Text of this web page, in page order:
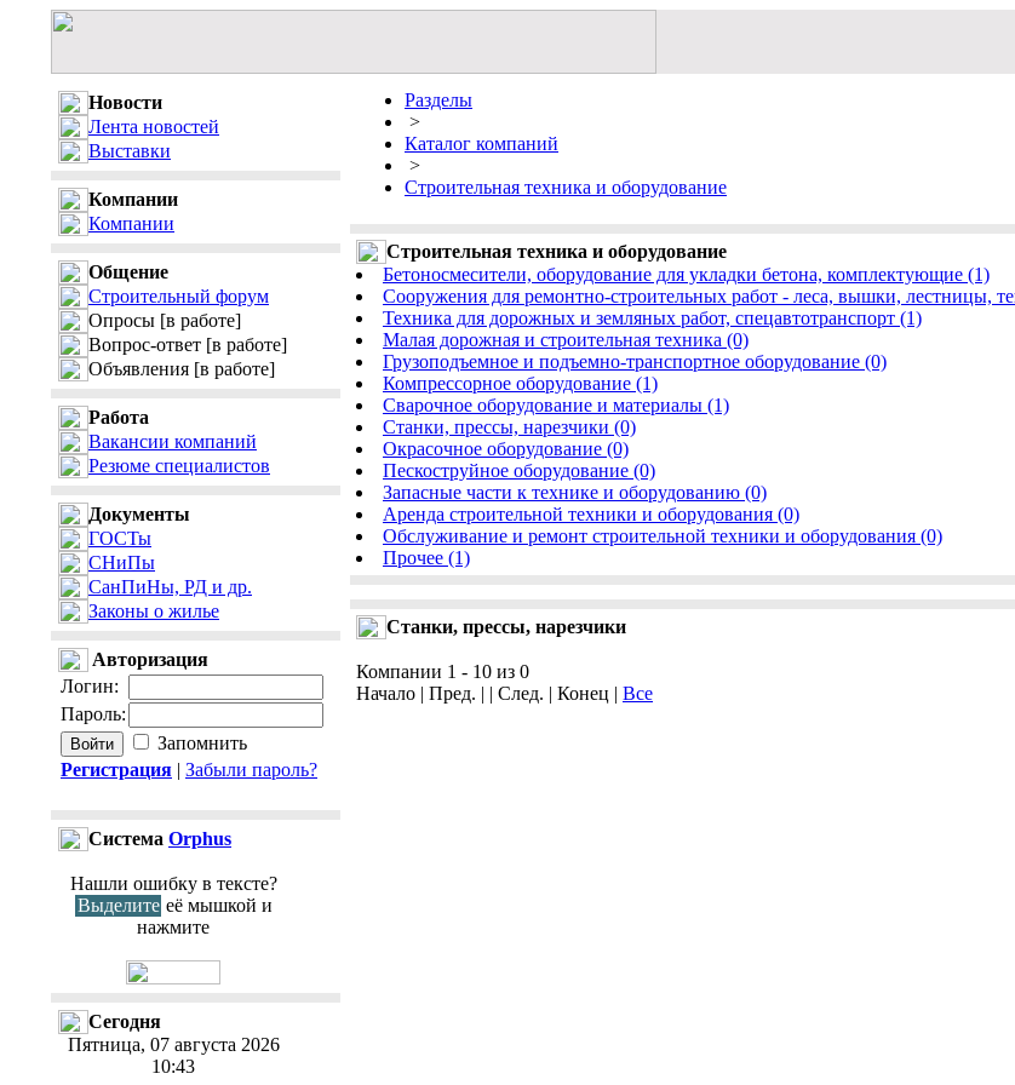
Новости
Лента новостей
Выставки
Компании
Компании
Общение
Строительный форум
Опросы [в работе]
Вопрос-ответ [в работе]
Объявления [в работе]
Работа
Вакансии компаний
Резюме специалистов
Документы
ГОСТы
СНиПы
СанПиНы, РД и др.
Законы о жилье
Авторизация
Логин:
Пароль:
Запомнить
Регистрация | Забыли пароль?
Cистема Orphus
Нашли ошибку в тексте?
Выделите её мышкой и
нажмите
Сегодня
Пятница, 07 августа 2026
10:43
Разделы
>
Каталог компаний
>
Строительная техника и оборудование
Строительная техника и оборудование
Бетоносмесители, оборудование для укладки бетона, комплектующие (1)
Сооружения для ремонтно-строительных работ - леса, вышки, лестницы,
Техника для дорожных и земляных работ, спецавтотранспорт (1)
Малая дорожная и строительная техника (0)
Грузоподъемное и подъемно-транспортное оборудование (0)
Компрессорное оборудование (1)
Сварочное оборудование и материалы (1)
Станки, прессы, нарезчики (0)
Окрасочное оборудование (0)
Пескоструйное оборудование (0)
Запасные части к технике и оборудованию (0)
Аренда строительной техники и оборудования (0)
Обслуживание и ремонт строительной техники и оборудования (0)
Прочее (1)
Станки, прессы, нарезчики
Компании 1 - 10 из 0
Начало | Пред. | | След. | Конец | Все